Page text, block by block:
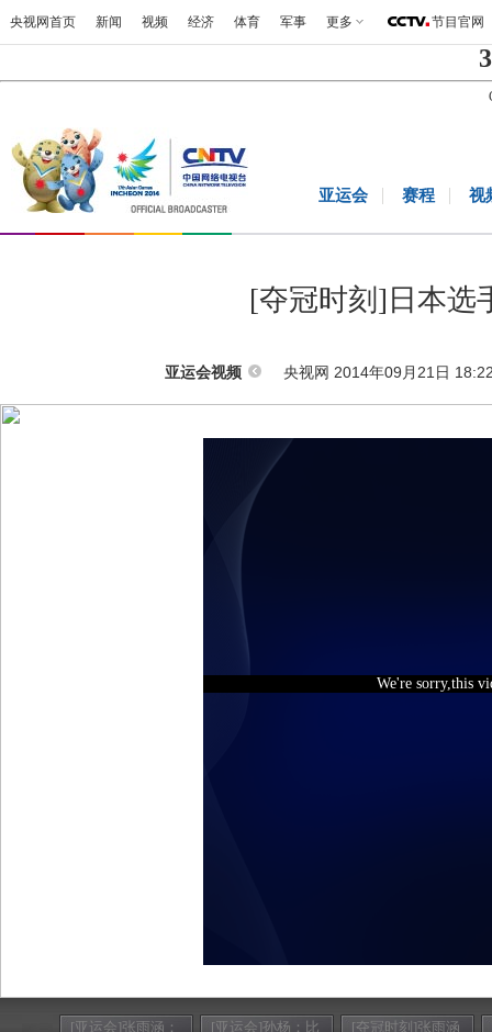
央视网首页 新闻 视频 经济 体育 军事 更多 节目官网
亚运会 赛程 视
[夺冠时刻]日本选
亚运会视频 央视网 2014年09月21日
We're sorry,this
[亚运会]张雨涵：
[亚运会]孙杨：比
[夺冠时刻]张雨涵